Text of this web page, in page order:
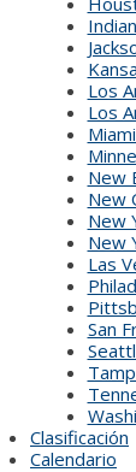
Los
Los
New
New
New
New
Las
San
Clasificación
Calendario